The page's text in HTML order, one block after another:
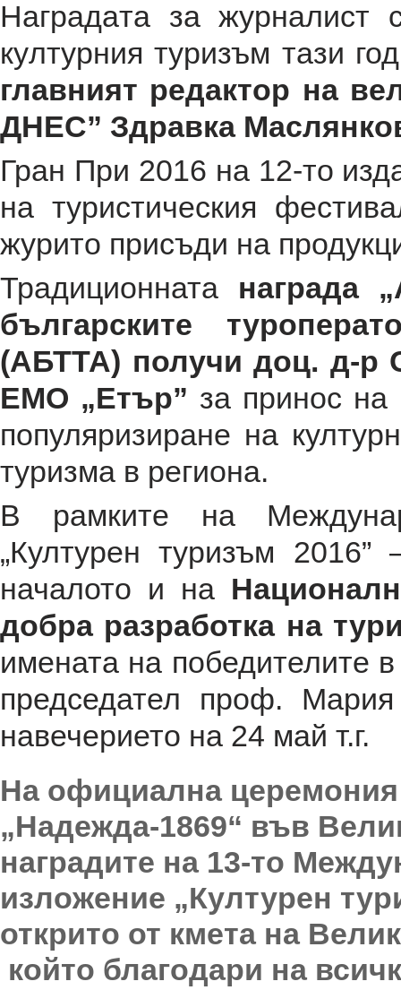
Нaгpaдaтa зa жypнaлиcт
кyлтypния тypизъм тази
глaвният peдaктop нa
ДНЕС” Здpaвкa
Гран При 2016 на 12-то
на туристическия
журито присъди на
Традиционната награда
българските
(АБТТА) получи доц. д-р
ЕМО „Етър” за принос на
популяризиране на
туризма в региона.
В рамките на
„Културен туризъм
началото и на
добра разработка на
имената на победителите
председател проф.
навечерието на 24 май т.г.
На официална церемония
„Надежда-1869“ във
наградите на 13-то
изложение „Културен
открито от кмета на
който благодари на